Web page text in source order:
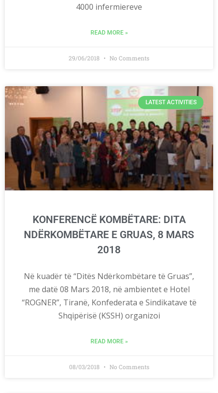
4000 infermiereve
READ MORE »
29/06/2018 No Comments
LATEST ACTIVITIES
KONFERENCË KOMBËTARE: DITA
NDËRKOMBËTARE E GRUAS, 8 MARS
2018
Në kuadër të “Ditës Ndërkombëtare të Gruas”,
me datë 08 Mars 2018, në ambientet e Hotel
“ROGNER”, Tiranë, Konfederata e Sindikatave të
Shqipërisë (KSSH) organizoi
READ MORE »
08/03/2018 No Comments